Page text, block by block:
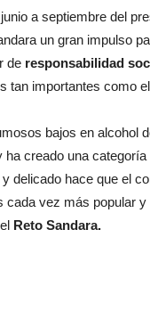
a septiembre del
un gran impulso
de responsabilidad
tan importantes como
bajos en alcohol
creado una
delicado hace que el
cada vez más popular
Reto Sandara.